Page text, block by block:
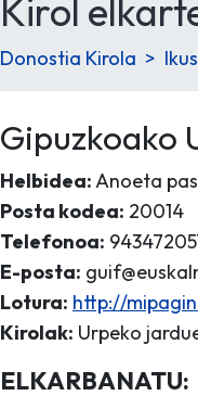
Kirol
Donostia Kirola
Gipuzkoako
Helbidea:Anoeta
Posta kodea: 20014
Telefonoa:
E-posta:
Lotura: http://
Kirolak: Urpeko
ELKARBANATU: